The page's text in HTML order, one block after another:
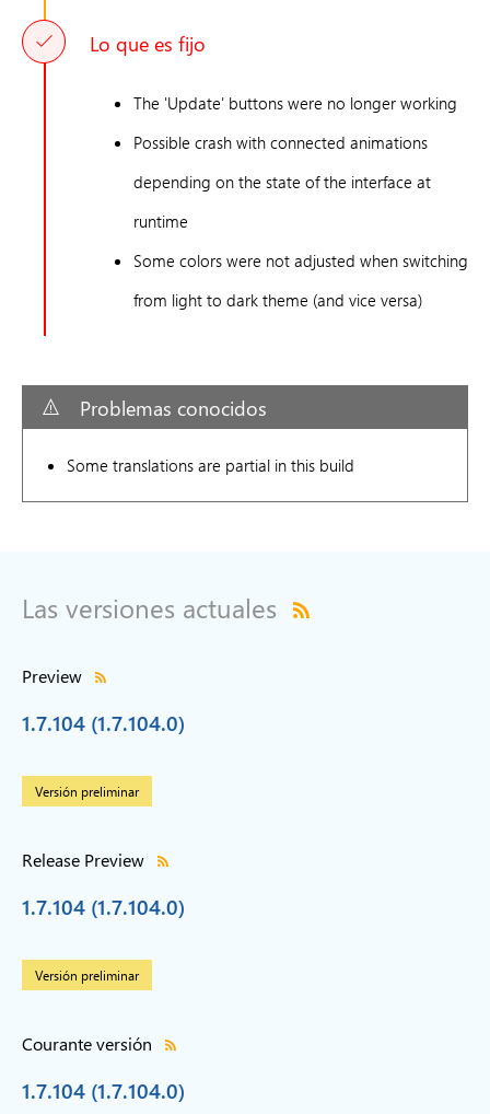
Lo que es fijo
The 'Update' buttons were no longer working
Possible crash with connected animations
depending on the state of the interface at
runtime
Some colors were not adjusted when switching
from light to dark theme (and vice versa)
Problemas conocidos
Some translations are partial in this build
Las versiones actuales
Preview
1.7.104 (1.7.104.0)
Versión preliminar
Release Preview
1.7.104 (1.7.104.0)
Versión preliminar
Courante versión
1.7.104 (1.7.104.0)